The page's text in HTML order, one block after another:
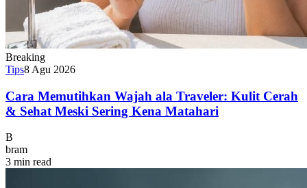
Breaking
Tips8 Agu 2026
Cara Memutihkan Wajah ala Traveler: Kulit Cerah
& Sehat Meski Sering Kena Matahari
B
bram
3 min read